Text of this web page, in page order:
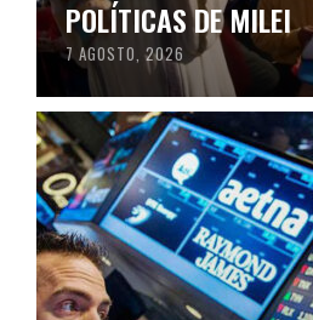
POLÍTICAS DE MILEI
7 AGOSTO, 2026